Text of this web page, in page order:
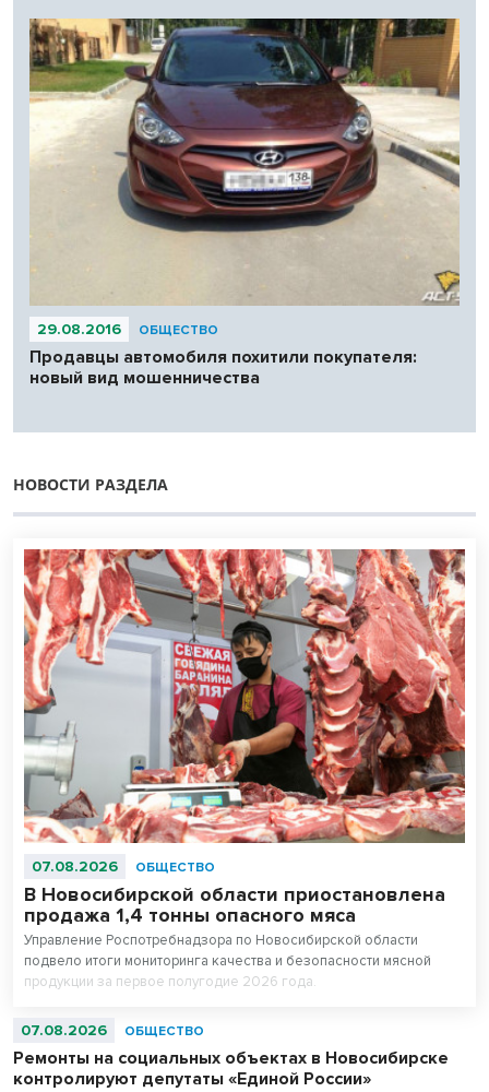
29.08.2016 ОБЩЕСТВО
Продавцы автомобиля похитили покупателя:
новый вид мошенничества
НОВОСТИ РАЗДЕЛА
07.08.2026 ОБЩЕСТВО
В Новосибирской области приостановлена
продажа 1,4 тонны опасного мяса
Управление Роспотребнадзора по Новосибирской области
подвело итоги мониторинга качества и безопасности мясной
продукции за первое полугодие 2026 года.
07.08.2026 ОБЩЕСТВО
Ремонты на социальных объектах в Новосибирске
контролируют депутаты «Единой России»